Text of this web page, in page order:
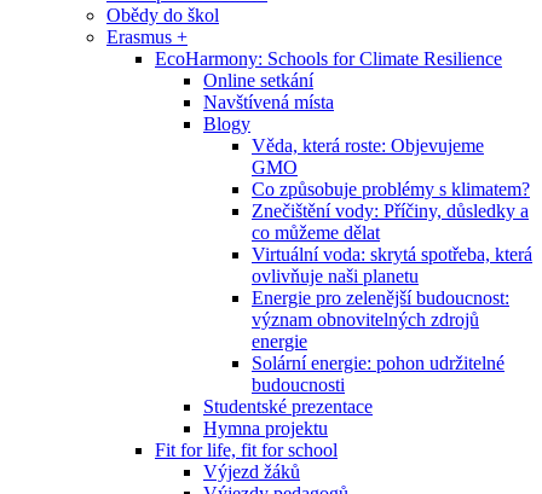
Obědy do škol
Erasmus +
EcoHarmony: Schools for Climate Resilience
Online setkání
Navštívená místa
Blogy
Věda, která roste: Objevujeme
GMO
Co způsobuje problémy s klimatem?
Znečištění vody: Příčiny, důsledky a
co můžeme dělat
Virtuální voda: skrytá spotřeba, která
ovlivňuje naši planetu
Energie pro zelenější budoucnost:
význam obnovitelných zdrojů
energie
Solární energie: pohon udržitelné
budoucnosti
Studentské prezentace
Hymna projektu
Fit for life, fit for school
Výjezd žáků